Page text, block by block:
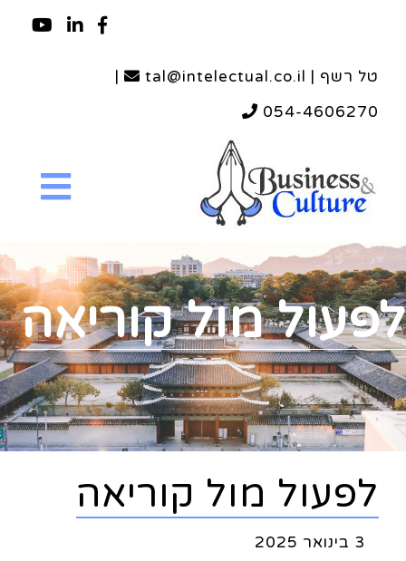
טל רשף | tal@intelectual.co.il
|
054-4606270
לפעול מול קוריאה
לפעול מול קוריאה
3 בינואר 2025